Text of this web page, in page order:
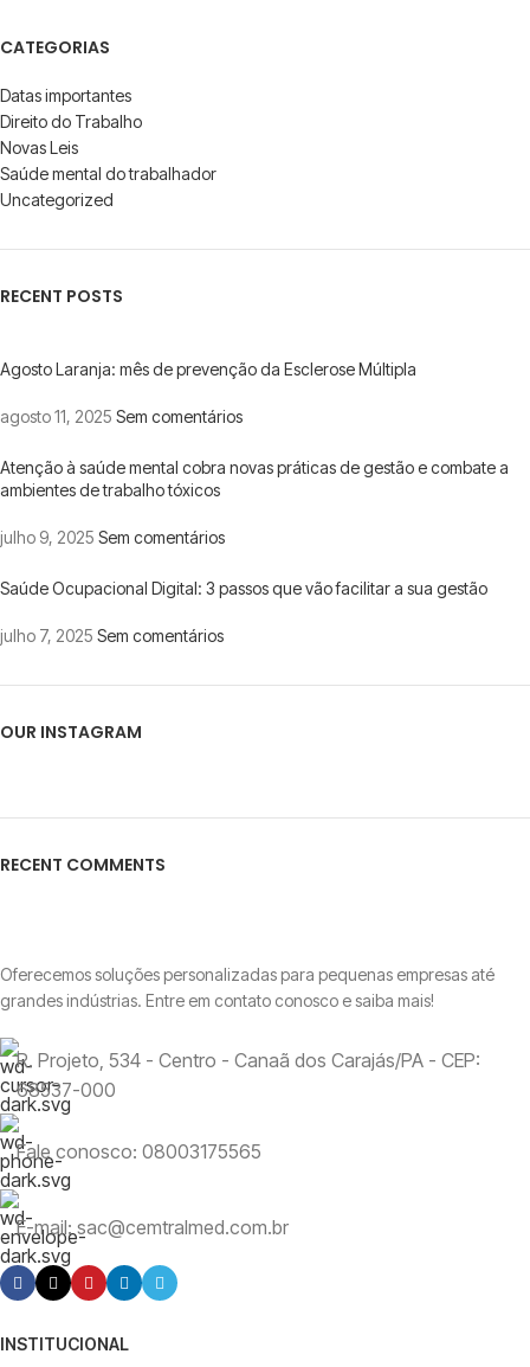
CATEGORIAS
Datas importantes
Direito do Trabalho
Novas Leis
Saúde mental do trabalhador
Uncategorized
RECENT POSTS
Agosto Laranja: mês de prevenção da Esclerose Múltipla
agosto 11, 2025 Sem comentários
Atenção à saúde mental cobra novas práticas de gestão e combate a
ambientes de trabalho tóxicos
julho 9, 2025 Sem comentários
Saúde Ocupacional Digital: 3 passos que vão facilitar a sua gestão
julho 7, 2025 Sem comentários
OUR INSTAGRAM
RECENT COMMENTS
Oferecemos soluções personalizadas para pequenas empresas até
grandes indústrias. Entre em contato conosco e saiba mais!
R. Projeto, 534 - Centro - Canaã dos Carajás/PA - CEP:
68537-000
Fale conosco: 08003175565
E-mail: sac@cemtralmed.com.br
INSTITUCIONAL